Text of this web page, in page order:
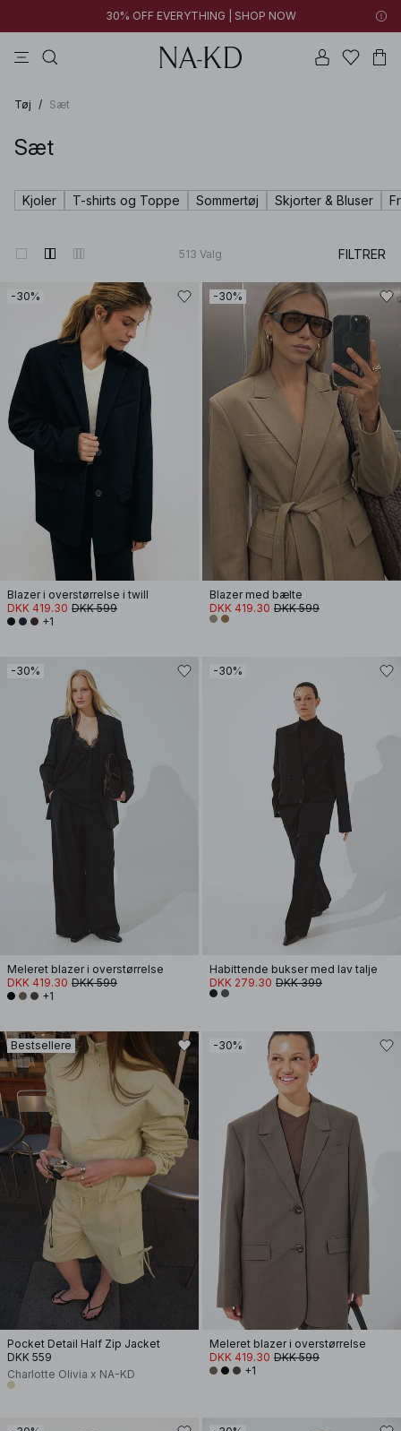
30% OFF EVERYTHING | SHOP NOW
Tøj / Sæt
Sæt
Kjoler T-shirts og Toppe Sommertøj Skjorter & Bluser
513 Valg FILTRER
-30%
Blazer i overstørrelse i twill
DKK 419.30 DKK 599
+1
-30%
Blazer med bælte
DKK 419.30 DKK 599
-30%
Meleret blazer i overstørrelse
DKK 419.30 DKK 599
+1
-30%
Habittende bukser med lav talje
DKK 279.30 DKK 399
Bestsellere
Pocket Detail Half Zip Jacket
DKK 559
Charlotte Olivia x NA-KD
-30%
Meleret blazer i overstørrelse
DKK 419.30 DKK 599
+1